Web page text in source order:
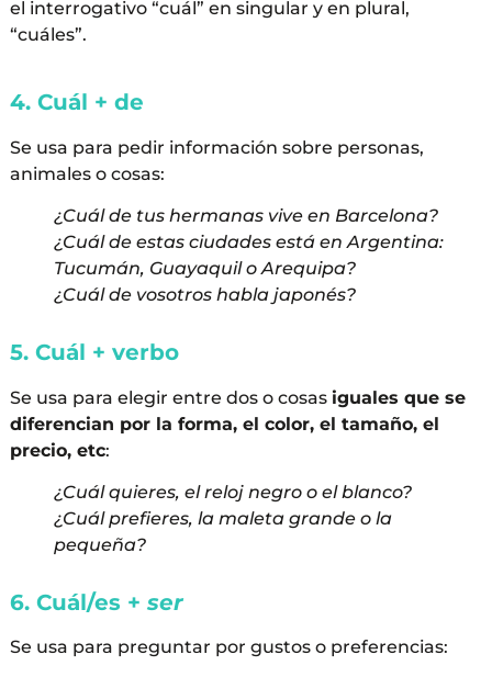
el interrogativo “cuál” en singular y en plural,
“cuáles”.
4. Cuál + de
Se usa para pedir información sobre personas,
animales o cosas:
¿Cuál de tus hermanas vive en Barcelona?
¿Cuál de estas ciudades está en Argentina:
Tucumán, Guayaquil o Arequipa?
¿Cuál de vosotros habla japonés?
5. Cuál + verbo
Se usa para elegir entre dos o cosas iguales que se
diferencian por la forma, el color, el tamaño, el
precio, etc:
¿Cuál quieres, el reloj negro o el blanco?
¿Cuál prefieres, la maleta grande o la
pequeña?
6. Cuál/es + ser
Se usa para preguntar por gustos o preferencias: